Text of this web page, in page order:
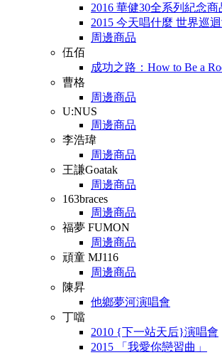
2016 華健30全系列紀念商
2015 今天唱什麼 世界巡
周邊商品
伍佰
成功之路：How to Be a
曹格
周邊商品
U:NUS
周邊商品
李浩瑋
周邊商品
王謙Goatak
周邊商品
163braces
周邊商品
福夢 FUMON
周邊商品
頑童 MJ116
周邊商品
陳昇
他鄉夢河演唱會
丁噹
2010 {下一站天后}演唱會
2015 「我愛你戀習曲」